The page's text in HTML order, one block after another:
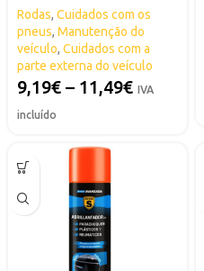
Rodas, Cuidados com os
pneus, Manutenção do
veículo, Cuidados com a
parte externa do veículo
9,19€ – 11,49€ IVA
incluído